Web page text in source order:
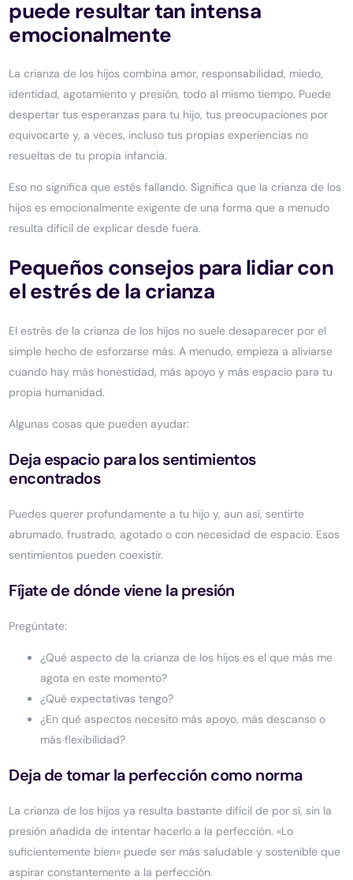
puede resultar tan intensa
emocionalmente
La crianza de los hijos combina amor, responsabilidad, miedo,
identidad, agotamiento y presión, todo al mismo tiempo. Puede
despertar tus esperanzas para tu hijo, tus preocupaciones por
equivocarte y, a veces, incluso tus propias experiencias no
resueltas de tu propia infancia.
Eso no significa que estés fallando. Significa que la crianza de los
hijos es emocionalmente exigente de una forma que a menudo
resulta difícil de explicar desde fuera.
Pequeños consejos para lidiar con
el estrés de la crianza
El estrés de la crianza de los hijos no suele desaparecer por el
simple hecho de esforzarse más. A menudo, empieza a aliviarse
cuando hay más honestidad, más apoyo y más espacio para tu
propia humanidad.
Algunas cosas que pueden ayudar:
Deja espacio para los sentimientos
encontrados
Puedes querer profundamente a tu hijo y, aun así, sentirte
abrumado, frustrado, agotado o con necesidad de espacio. Esos
sentimientos pueden coexistir.
Fíjate de dónde viene la presión
Pregúntate:
¿Qué aspecto de la crianza de los hijos es el que más me
agota en este momento?
¿Qué expectativas tengo?
¿En qué aspectos necesito más apoyo, más descanso o
más flexibilidad?
Deja de tomar la perfección como norma
La crianza de los hijos ya resulta bastante difícil de por sí, sin la
presión añadida de intentar hacerlo a la perfección. «Lo
suficientemente bien» puede ser más saludable y sostenible que
aspirar constantemente a la perfección.